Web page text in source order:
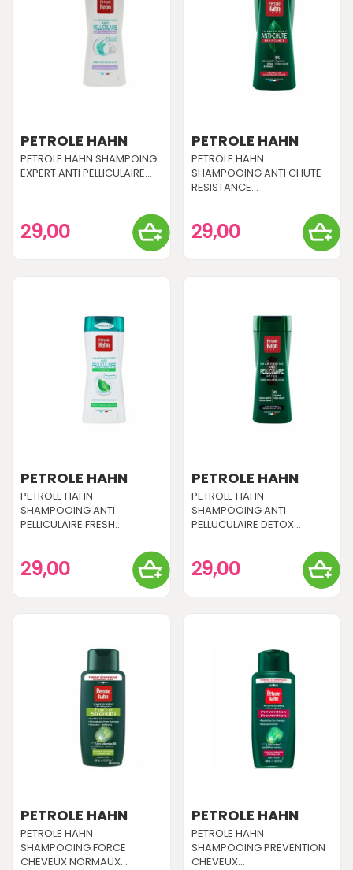
PETROLE HAHN
PETROLE HAHN SHAMPOING
EXPERT ANTI PELLICULAIRE...
29,00
PETROLE HAHN
PETROLE HAHN
SHAMPOOING ANTI CHUTE
RESISTANCE...
29,00
PETROLE HAHN
PETROLE HAHN
SHAMPOOING ANTI
PELLICULAIRE FRESH...
29,00
PETROLE HAHN
PETROLE HAHN
SHAMPOOING ANTI
PELLUCULAIRE DETOX...
29,00
PETROLE HAHN
PETROLE HAHN
SHAMPOOING FORCE
CHEVEUX NORMAUX...
PETROLE HAHN
PETROLE HAHN
SHAMPOOING PREVENTION
CHEVEUX...